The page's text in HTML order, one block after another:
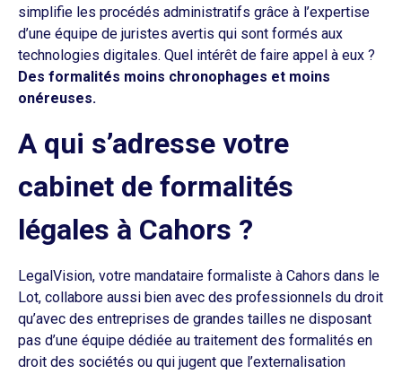
simplifie les procédés administratifs grâce à l’expertise
d’une équipe de juristes avertis qui sont formés aux
technologies digitales. Quel intérêt de faire appel à eux ?
Des formalités moins chronophages et moins
onéreuses.
A qui s’adresse votre
cabinet de formalités
légales à Cahors ?
LegalVision, votre mandataire formaliste à Cahors dans le
Lot, collabore aussi bien avec des professionnels du droit
qu’avec des entreprises de grandes tailles ne disposant
pas d’une équipe dédiée au traitement des formalités en
droit des sociétés ou qui jugent que l’externalisation